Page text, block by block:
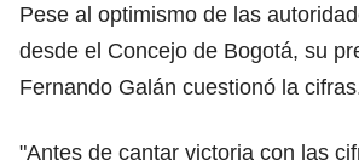
Pese al optimismo de las
desde el Concejo de Bogotá, su
Fernando Galán cuestionó la
"Antes de cantar victoria con las